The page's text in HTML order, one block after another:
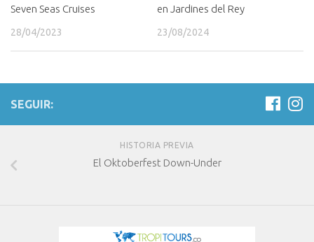
Seven Seas Cruises
28/04/2023
en Jardines del Rey
23/08/2024
SEGUIR:
HISTORIA PREVIA
El Oktoberfest Down-Under